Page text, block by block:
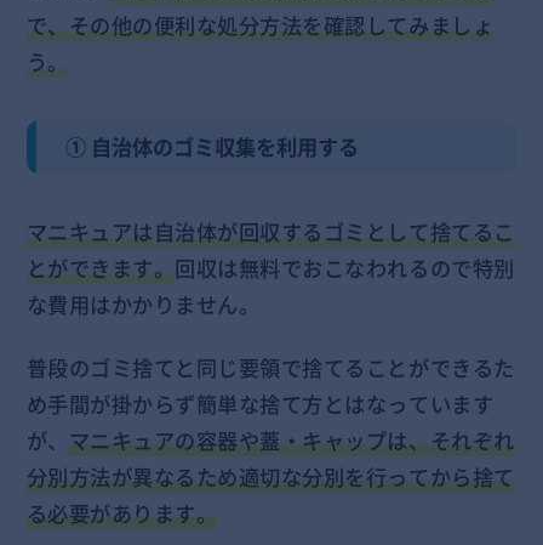
で、その他の便利な処分方法を確認してみましょ
う。
① 自治体のゴミ収集を利用する
マニキュアは自治体が回収するゴミとして捨てるこ
とができます。回収は無料でおこなわれるので特別
な費用はかかりません。
普段のゴミ捨てと同じ要領で捨てることができるた
め手間が掛からず簡単な捨て方とはなっています
が、 マニキュアの容器や蓋・キャップは、それぞれ
分別方法が異なるため適切な分別を行ってから捨て
る必要があります。